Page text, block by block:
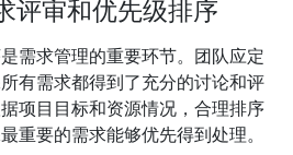
评审和优先级排序
需求管理的重要环节。团队应定
有需求都得到了充分的讨论和评
项目目标和资源情况，合理排序
重要的需求能够优先得到处理。